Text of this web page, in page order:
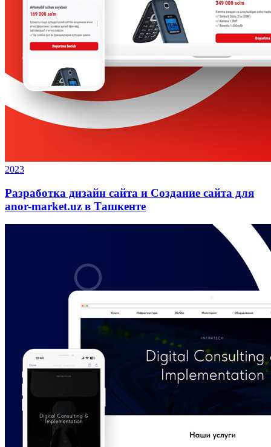
2023
Разработка дизайн сайта и Создание сайта для
anor-market.uz в Ташкенте